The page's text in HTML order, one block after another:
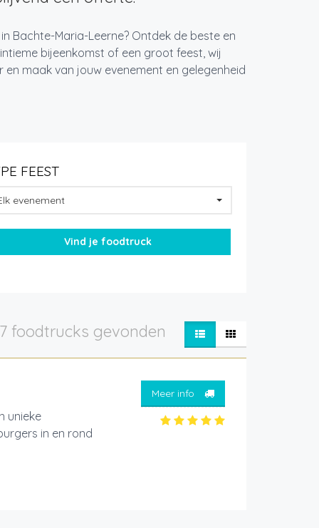
Bachte-Maria-Leerne? Ontdek de beste en
bijeenkomst of een groot feest, wij
maak van jouw evenement en gelegenheid
FEEST
evenement
foodtrucks gevonden
unieke
in en rond
Meer info